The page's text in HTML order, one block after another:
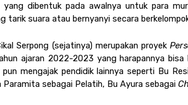
yang dibentuk pada awalnya untuk para
tarik suara atau bernyanyi secara
Serpong (sejatinya) merupakan proyek
ajaran 2022-2023 yang harapannya
mengajak pendidik lainnya seperti Bu
sebagai Pelatih, Bu Ayura sebagai